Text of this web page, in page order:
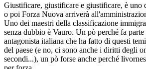
Giustificare, giustificare e giustificare, è uno
o poi Forza Nuova arriverà
Uno dei maestri della classificazione
senza dubbio è Vauro. Un pò perché fa
antagonista italiana che ha fatto di questi
del paese (e no, ci sono anche i diritti degli
secondi...), un pò forse anche perché